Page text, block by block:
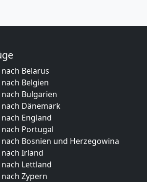
Belarus
Belgien
Bulgarien
Dänemark
England
Portugal
Bosnien und Herzegowina
Irland
Lettland
Zypern